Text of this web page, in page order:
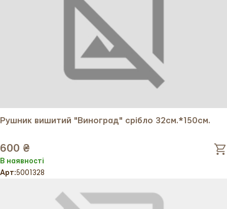
Рушник вишитий "Виноград" срібло 32см.*150см.
600 ₴
В наявності
Арт:5001328